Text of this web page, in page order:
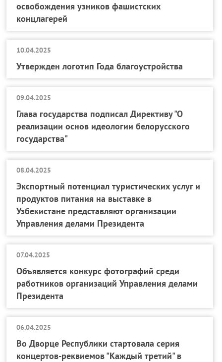
освобождения узников фашистских
концлагерей
10.04.2025
Утвержден логотип Года благоустройства
09.04.2025
Глава государства подписал Директиву "О
реализации основ идеологии белорусского
государства"
08.04.2025
Экспортный потенциал туристических услуг и
продуктов питания на выставке в
Узбекистане представляют организации
Управления делами Президента
07.04.2025
Объявляется конкурс фотографий среди
работников организаций Управления делами
Президента
06.04.2025
Во Дворце Республики стартовала серия
концертов-реквиемов "Каждый третий" в